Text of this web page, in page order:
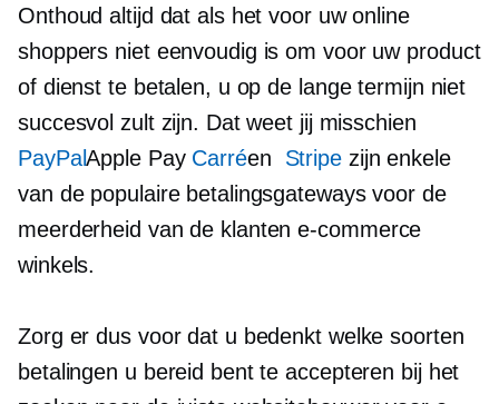
Onthoud altijd dat als het voor uw online
shoppers niet eenvoudig is om voor uw product
of dienst te betalen, u op de lange termijn niet
succesvol zult zijn. Dat weet jij misschien
PayPalApple Pay Carréen Stripezijn enkele
van de populaire betalingsgateways voor de
meerderheid van de klantene-commerce
winkels.
Zorg er dus voor dat u bedenkt welke soorten
betalingen u bereid bent te accepteren bij het